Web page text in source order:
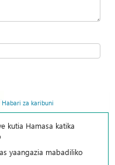
Habari za karibuni
kutia Hamasa katika
yaangazia mabadiliko